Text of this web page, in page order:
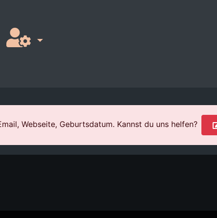
Webseite, Geburtsdatum. Kannst du uns helfen?